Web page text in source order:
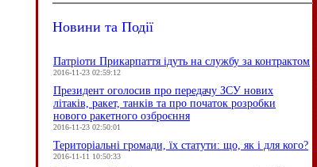
Новини та Події
Патріоти Прикарпаття ідуть на службу за контрактом
2016-11-23 02:59:12
Президент оголосив про передачу ЗСУ нових
літаків, ракет, танків та про початок розробки
нового ракетного озброєння
2016-11-23 02:50:01
Територіальні громади, їх статути: що, як і для кого?
2016-11-11 10:50:33